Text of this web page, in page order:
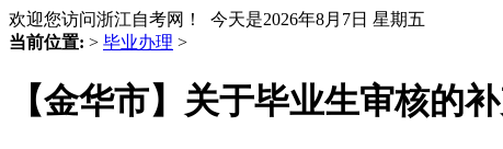
欢迎您访问浙江自考网！ 今天是2026年8月7日 星期五
当前位置: > 毕业办理 >
【金华市】关于毕业生审核的